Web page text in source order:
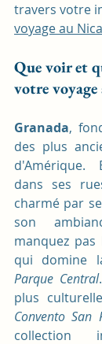
voyage au
Que voir et
votre voyage
Granada,
des plus
dans ses
charmé par
son
manquez pas
Parque Central
plus
Convento San
collection